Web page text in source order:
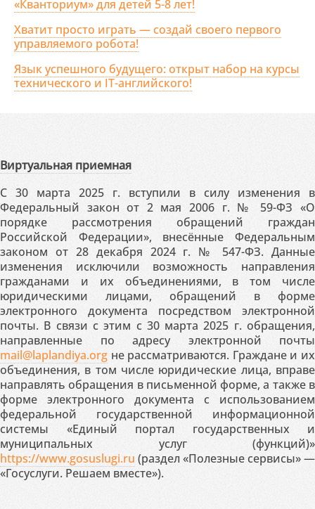
«Кванториум» для детей 5-8 лет!
Хватит просто играть — создай своего первого
управляемого робота!
Язык успешного будущего: открыт набор на курсы
технического и IT-английского!
Виртуальная приемная
С 30 марта 2025 г. вступили в силу изменения в
Федеральный закон от 2 мая 2006 г. № 59-ФЗ «О
порядке рассмотрения обращений граждан
Российской Федерации», внесённые Федеральным
законом от 28 декабря 2024 г. № 547-ФЗ. Данные
изменения исключили возможность направления
гражданами и их объединениями, в том числе
юридическими лицами, обращений в форме
электронного документа посредством электронной
почты. В связи с этим с 30 марта 2025 г. обращения,
направленные по адресу электронной почты
mail@laplandiya.org не рассматриваются. Граждане и их
объединения, в том числе юридические лица, вправе
направлять обращения в письменной форме, а также в
форме электронного документа с использованием
федеральной государственной информационной
системы «Единый портал государственных и
муниципальных услуг (функций)»
https://www.gosuslugi.ru (раздел «Полезные сервисы» —
«Госуслуги. Решаем вместе»).